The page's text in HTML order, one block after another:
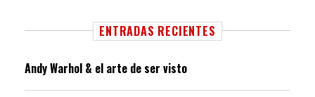
ENTRADAS RECIENTES
Andy Warhol & el arte de ser visto